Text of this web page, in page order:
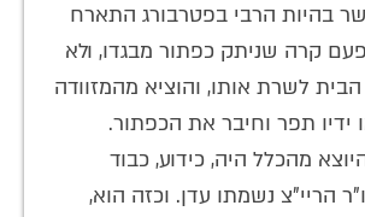
בהיות הרבי בפטרבורג התארח
קרה שניתק כפתור מבגדו, ולא
הבית לשרת אותו, והוציא מהמזוודה
ידיו תפר וחיבר את הכפתור.
מהכלל היה, כידוע, כבוד
הריי"צ נשמתו עדן. וכזה הוא,